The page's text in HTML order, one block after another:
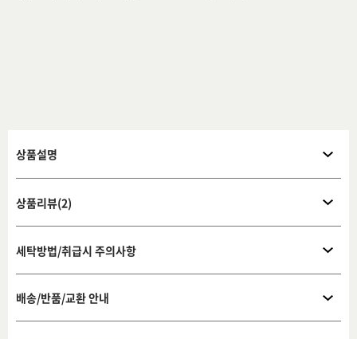
상품설명
상품리뷰(2)
세탁방법/취급시 주의사항
배송/반품/교환 안내